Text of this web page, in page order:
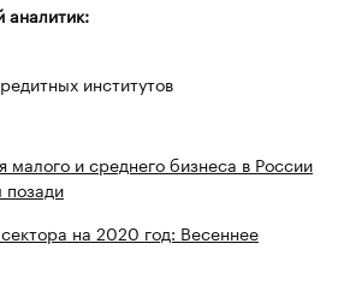
аналитик:
институтов
малого и среднего бизнеса в России
на 2020 год: Весеннее